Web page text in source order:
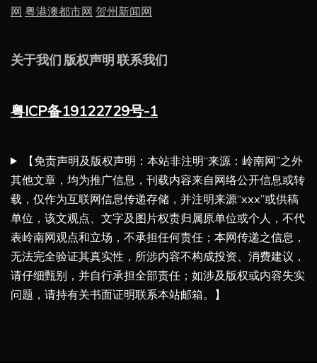
网 粤港澳都市网 贺州新闻网
关于我们 版权声明 联系我们
粤ICP备19122729号-1
【免责声明及版权声明：本站非注明“来源：岭南网”之外
其他文章，均为推广信息，刊载内容来自网络公开信息或转
载，仅作为互联网信息传递存储，并注明来源“xxx”或供稿
单位，该文观点、文字及图片权责归属原单位或个人，不代
表岭南网观点和立场，不承担任何责任；本网传递之信息，
无法完全验证其真实性，所涉内容不构成投资、消费建议，
请仔细甄别，并自行承担全部责任；如涉及版权或内容失实
问题，请持有关书面证明联系本站邮箱。】